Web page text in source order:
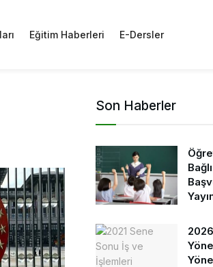
Eğitim Haberleri E-Dersler
Son Haberler